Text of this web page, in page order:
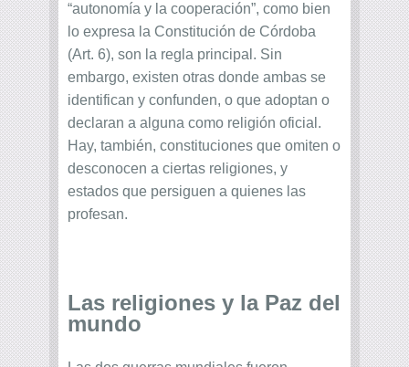
“autonomía y la cooperación”, como bien
lo expresa la Constitución de Córdoba
(Art. 6), son la regla principal. Sin
embargo, existen otras donde ambas se
identifican y confunden, o que adoptan o
declaran a alguna como religión oficial.
Hay, también, constituciones que omiten o
desconocen a ciertas religiones, y
estados que persiguen a quienes las
profesan.
Las religiones y la Paz del
mundo